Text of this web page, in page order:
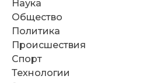
Наука
Общество
Политика
Происшествия
Спорт
Технологии